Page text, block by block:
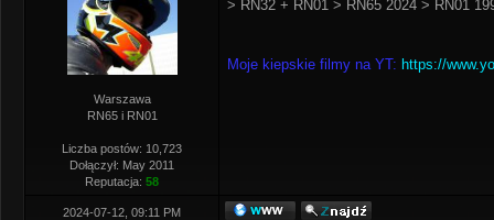
Warszawa
RN65 i RN01
Liczba postów: 10,723
Dołączył: May 2011
Reputacja: 58
> RN32 + RN01 > RN65 2024 > RN01
Moje kiepskie filmy na YT: https://
2024-07-12, 09:11 PM